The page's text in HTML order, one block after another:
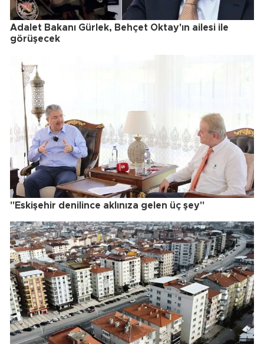
Adalet Bakanı Gürlek, Behçet Oktay'ın ailesi ile
görüşecek
"Eskişehir denilince aklınıza gelen üç şey"